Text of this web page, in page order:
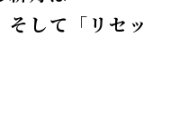
そして「リセッ